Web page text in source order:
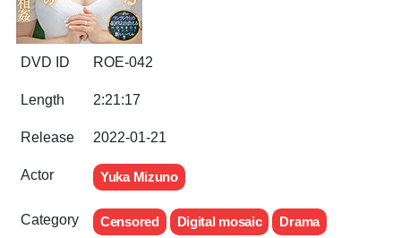
DVD ID ROE-042
Length 2:21:17
Release 2022-01-21
Actor Yuka Mizuno
Category Censored Digital mosaic
Drama